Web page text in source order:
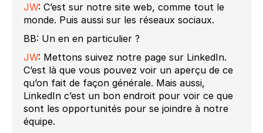
JW: C’est sur notre site web, comme tout le
monde. Puis aussi sur les réseaux sociaux.
BB: Un en en particulier ?
JW: Mettons suivez notre page sur LinkedIn.
C’est là que vous pouvez voir un aperçu de ce
qu’on fait de façon générale. Mais aussi,
LinkedIn c’est un bon endroit pour voir ce que
sont les opportunités pour se joindre à notre
équipe.